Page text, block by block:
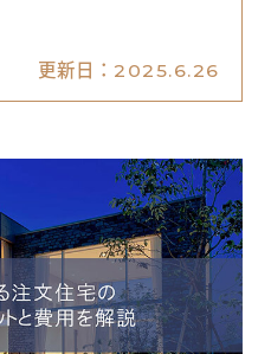
更新日： 2025.6.26